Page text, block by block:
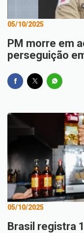
05/10/2025
PM morre em
perseguição
05/10/2025
Brasil registra